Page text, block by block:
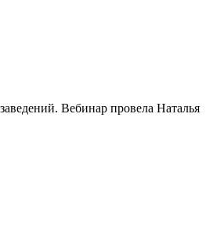
Вебинар провела Наталья